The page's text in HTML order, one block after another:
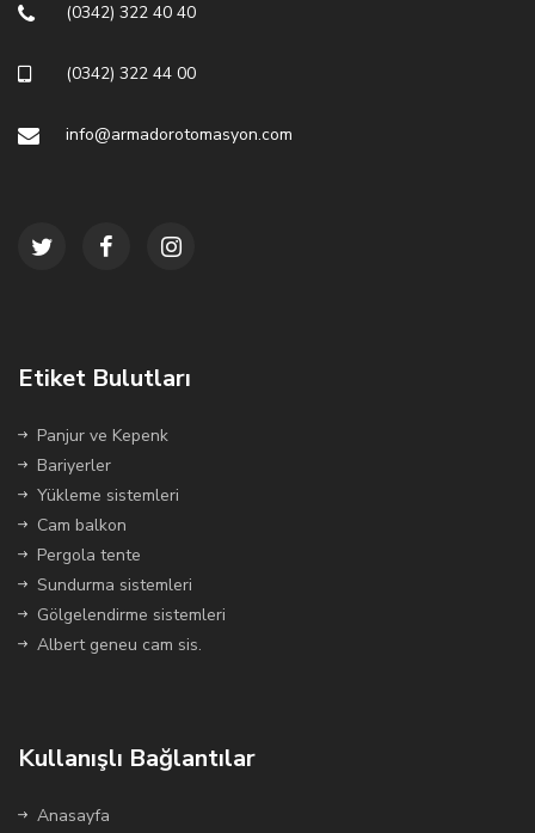
(0342) 322 40 40
(0342) 322 44 00
info@armadorotomasyon.com
Etiket Bulutları
Panjur ve Kepenk
Bariyerler
Yükleme sistemleri
Cam balkon
Pergola tente
Sundurma sistemleri
Gölgelendirme sistemleri
Albert geneu cam sis.
Kullanışlı Bağlantılar
Anasayfa